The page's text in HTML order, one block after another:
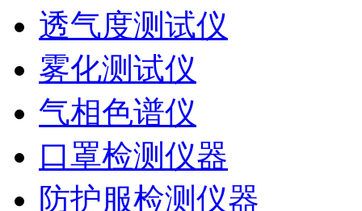
透气度测试仪
雾化测试仪
气相色谱仪
口罩检测仪器
防护服检测仪器